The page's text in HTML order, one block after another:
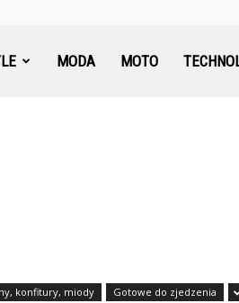
MODA MOTO
konfitury, miody Gotowe do zjedzenia